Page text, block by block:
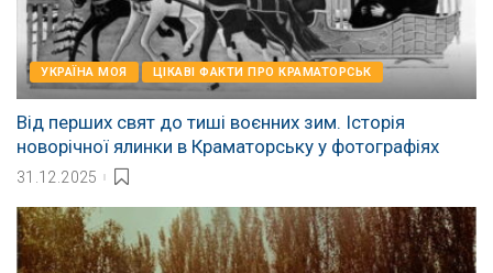
УКРАЇНА МОЯ ЦІКАВІ ФАКТИ ПРО КРАМАТОРСЬК
Від перших свят до тиші воєнних зим. Історія
новорічної ялинки в Краматорську у фотографіях
31.12.2025